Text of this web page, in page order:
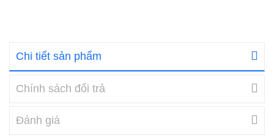
Chi tiết sản phẩm
Chính sách đổi trả
Đánh giá